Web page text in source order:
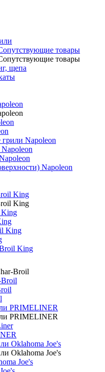
товары
щепа
Napoleon
Napoleon
King
King
King
King
Broil
PRIMELINER
Oklahoma Joe's
Joe's